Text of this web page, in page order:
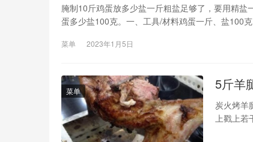
腌制10斤鸡蛋放多少盐一斤粗盐足够了，要用精
蛋多少盐100克。一、工具/材料鸡蛋一斤、盐100
菜单 2023年1月5日
菜单 5斤羊
炭火烤羊
上戳上若